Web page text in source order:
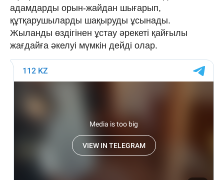
адамдарды орын-жайдан шығарып,
құтқарушыларды шақыруды ұсынады.
Жыланды өздігінен ұстау әрекеті қайғылы
жағдайға әкелуі мүмкін дейді олар.